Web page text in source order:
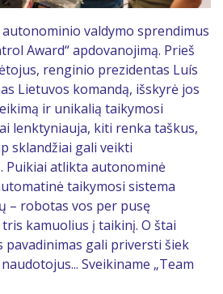
valdymo sprendimus
Award“ apdovanojimą. Prieš
renginio prezidentas Luís
Lietuvos komandą, išskyrė jos
ir unikalią taikymosi
lenktyniauja, kiti renka taškus,
sklandžiai gali veikti
Puikiai atlikta autonominė
taikymosi sistema
– robotas vos per pusę
kamuolius į taikinį. O štai
pavadinimas gali priversti šiek
Sveikiname „Team